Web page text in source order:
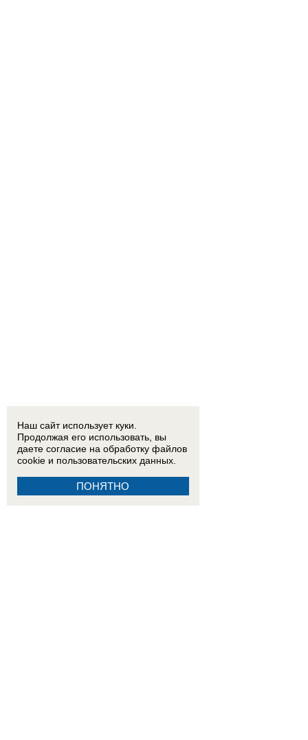
Наш сайт использует куки.
Продолжая его использовать, вы
даете согласие на обработку файлов
cookie и пользовательских данных.
ПОНЯТНО